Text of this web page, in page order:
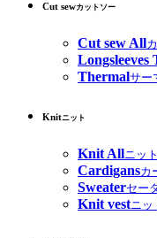
Cut sewカットソー
Cut sew All
Longsleeves
Thermalサー
Knitニット
Knit Allニッ
Cardigansカ
Sweaterセー
Knit vestニッ